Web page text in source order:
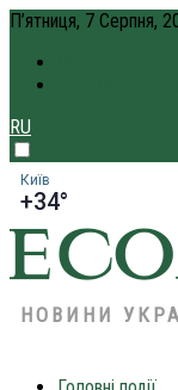
П’ятниця, 7 Серпня,
RU
Київ
+34°
НОВИНИ